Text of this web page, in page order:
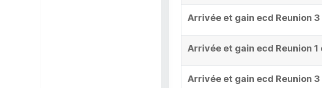
Arrivée et gain ecd Reunion
Arrivée et gain ecd Reunion
Arrivée et gain ecd Reunion